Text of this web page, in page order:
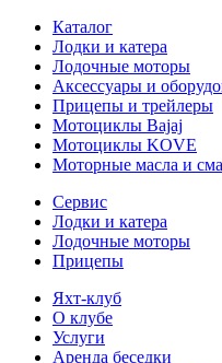
Каталог
Лодки и катера
Лодочные моторы
Аксессуары и
Прицепы и трейлеры
Мотоциклы Bajaj
Мотоциклы KOVE
Моторные масла и
Сервис
Лодки и катера
Лодочные моторы
Прицепы
Яхт-клуб
О клубе
Услуги
Аренда беседки